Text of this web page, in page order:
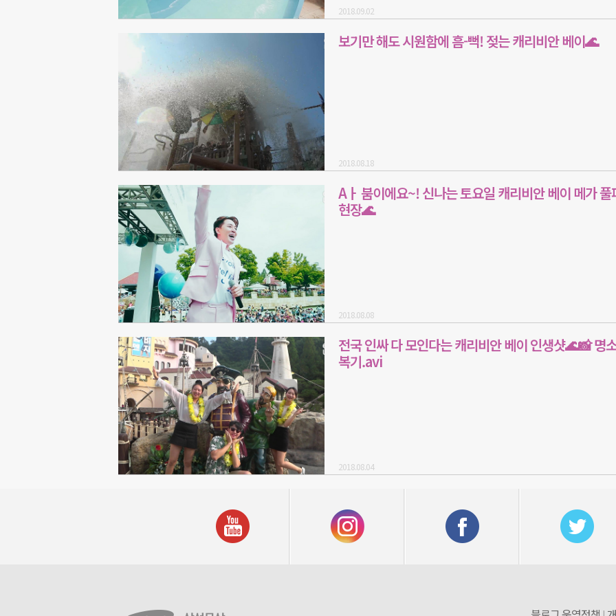
2018.09.02
보기만 해도 시원함에 흠-뻑! 젖는 캐리비안 베이🌊
2018.08.18
Aㅏ 붐이에요~! 신나는 토요일 캐리비안 베이 메가 풀
현장🌊
2018.08.08
전국 인싸 다 모인다는 캐리비안 베이 인생샷🌊📸 명
복기.avi
2018.08.04